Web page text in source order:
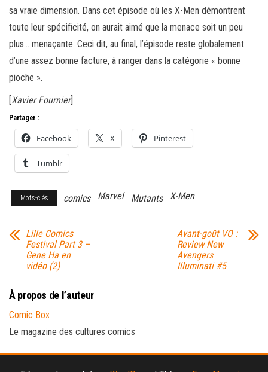
sa vraie dimension. Dans cet épisode où les X-Men démontrent
toute leur spécificité, on aurait aimé que la menace soit un peu
plus… menaçante. Ceci dit, au final, l’épisode reste globalement
d’une assez bonne facture, à ranger dans la catégorie « bonne
pioche ».
[Xavier Fournier]
Partager :
Facebook X Pinterest
Tumblr
Mots-clés comics Marvel Mutants X-Men
Lille Comics
Festival Part 3 –
Gene Ha en
vidéo (2)
Avant-goût VO :
Review New
Avengers
Illuminati #5
À propos de l’auteur
Comic Box
Le magazine des cultures comics